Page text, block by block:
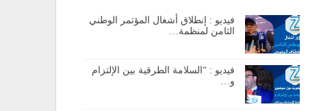
فيديو : إنطلاق أشغال المؤتمر الوطني
الثامن لمنظمة…
فيديو : “السلامة الطرقية بين الإلتزام
و…